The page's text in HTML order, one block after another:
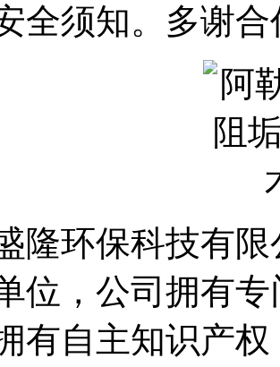
全须知。多谢
隆环保科技有
位，公司拥有
有自主知识产